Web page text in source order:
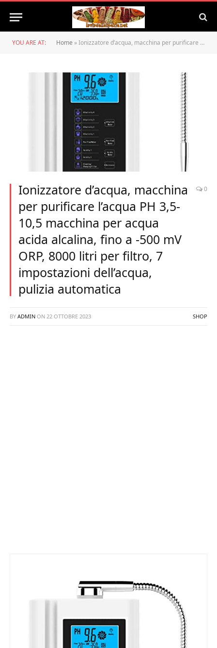
YOU ARE AT: Home »Ionizzatore d’acqua, macchina per purificare l’acqua PH 3,5-10,5 macchina per acqua acida alcalina, fino a -500 mV ORP, 8000 litri per filtro, 7 impostazioni dell’acqua, pulizia automatica
Ionizzatore d’acqua, macchina
per purificare l’acqua PH 3,5-
10,5 macchina per acqua
acida alcalina, fino a -500 mV
ORP, 8000 litri per filtro, 7
impostazioni dell’acqua,
pulizia automatica
0
BY ADMIN ON 22 OTTOBRE 2023 SHOP